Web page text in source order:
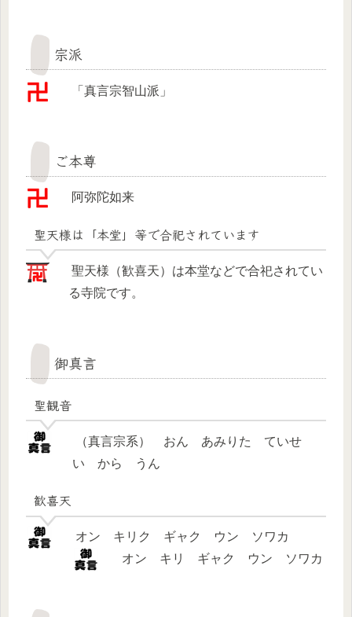
宗派
「真言宗智山派」
ご本尊
阿弥陀如来
聖天様は「本堂」等で合祀されています
聖天様（歓喜天）は本堂などで合祀されてい
る寺院です。
御真言
聖観音
（真言宗系） おん あみりた ていせ
い から うん
歓喜天
オン キリク ギャク ウン ソワカ
オン キリ ギャク ウン ソワカ